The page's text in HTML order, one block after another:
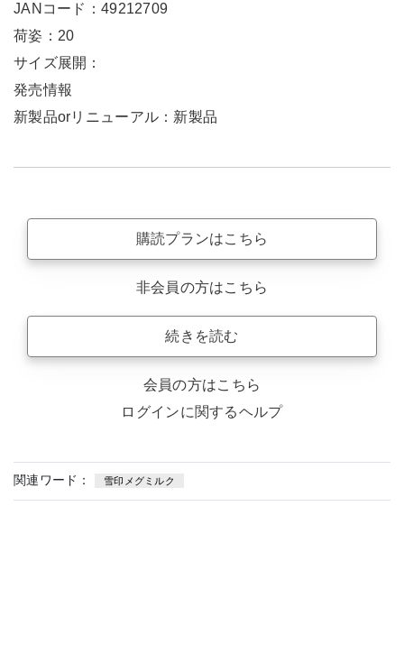
JANコード：49212709
荷姿：20
サイズ展開：
発売情報
新製品orリニューアル：新製品
購読プランはこちら
非会員の方はこちら
続きを読む
会員の方はこちら
ログインに関するヘルプ
関連ワード： 雪印メグミルク